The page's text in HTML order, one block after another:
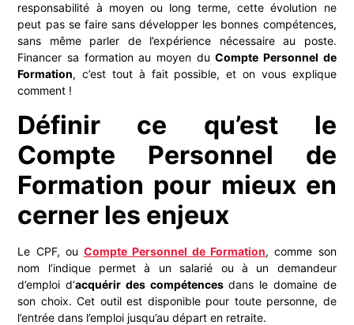
responsabilité à moyen ou long terme, cette évolution ne
peut pas se faire sans développer les bonnes compétences,
sans même parler de l’expérience nécessaire au poste.
Financer sa formation au moyen duCompte Personnel de
Formation, c’est tout à fait possible, et on vous explique
comment !
Définir ce qu’est le
Compte Personnel de
Formation pour mieux en
cerner les enjeux
Le CPF, ou Compte Personnel de Formation, comme son
nom l’indique permet à un salarié ou à un demandeur
d’emploi d’acquérir des compétences dans le domaine de
son choix. Cet outil est disponible pour toute personne, de
l’entrée dans l’emploi jusqu’au départ en retraite.